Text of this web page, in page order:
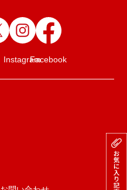
InstagramFacebook